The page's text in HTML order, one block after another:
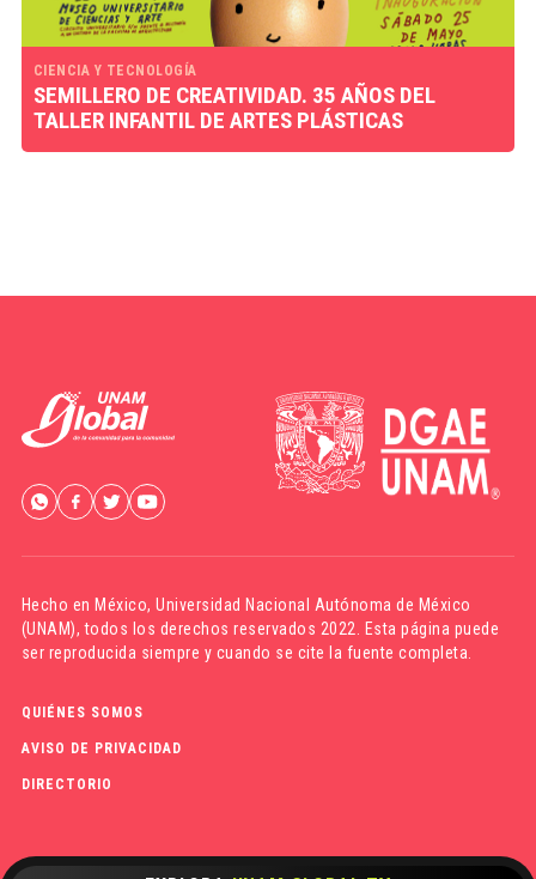
CIENCIA Y TECNOLOGÍA
SEMILLERO DE CREATIVIDAD. 35 AÑOS DEL
TALLER INFANTIL DE ARTES PLÁSTICAS
Hecho en México,Universidad Nacional Autónoma de México
(UNAM), todos los derechos reservados 2022. Esta página puede
ser reproducida siempre y cuando se cite la fuente completa.
QUIÉNES SOMOS
AVISO DE PRIVACIDAD
DIRECTORIO